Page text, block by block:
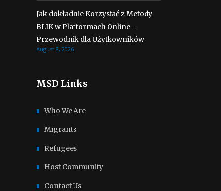
Jak dokładnie Korzystać z Metody
BLIK w Platformach Online –
Przewodnik dla Użytkowników
August 8, 2026
MSD Links
Who We Are
Migrants
Refugees
Host Community
Contact Us